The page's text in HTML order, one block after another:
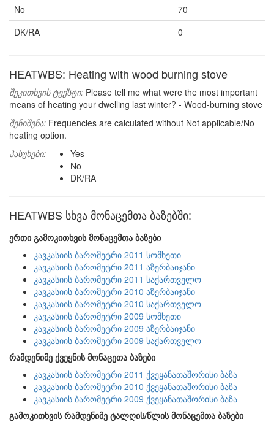
No
70
DK/RA
0
HEATWBS: Heating with wood burning stove
შეკითხვის ტექსტი: Please tell me what were the most important
means of heating your dwelling last winter? - Wood-burning stove
შენიშვნა: Frequencies are calculated without Not applicable/No
heating option.
პასუხები:
Yes
No
DK/RA
HEATWBS სხვა მონაცემთა ბაზებში:
ერთი გამოკითხვის მონაცემთა ბაზები
კავკასიის ბარომეტრი 2011 სომხეთი
კავკასიის ბარომეტრი 2011 აზერბაიჯანი
კავკასიის ბარომეტრი 2011 საქართველო
კავკასიის ბარომეტრი 2010 აზერბაიჯანი
კავკასიის ბარომეტრი 2010 საქართველო
კავკასიის ბარომეტრი 2009 სომხეთი
კავკასიის ბარომეტრი 2009 აზერბაიჯანი
კავკასიის ბარომეტრი 2009 საქართველო
რამდენიმე ქვეყნის მონაცეთა ბაზები
კავკასიის ბარომეტრი 2011 ქვეყანათაშორისი ბაზა
კავკასიის ბარომეტრი 2010 ქვეყანათაშორისი ბაზა
კავკასიის ბარომეტრი 2009 ქვეყანათაშორისი ბაზა
გამოკითხვის რამდენიმე ტალღის/წლის მონაცემთა ბაზები